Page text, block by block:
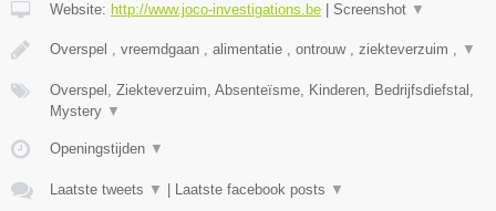
Website: http://www.joco-investigations.be Screenshot ▼
Overspel , vreemdgaan , alimentatie , ontrouw , ziekteverzuim , ▼
Overspel, Ziekteverzuim, Absenteïsme, Kinderen, Bedrijfsdiefstal,
Mystery ▼
Openingstijden ▼
Laatste tweets ▼ Laatste facebook posts ▼